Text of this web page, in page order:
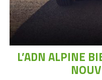
L’ADN ALPINE